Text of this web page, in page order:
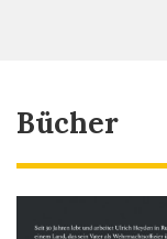
Bücher